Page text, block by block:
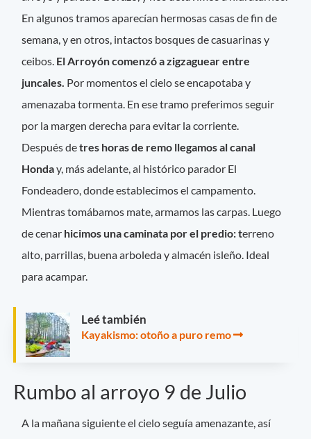
En algunos tramos aparecían hermosas casas de fin de
semana, y en otros, intactos bosques de casuarinas y
ceibos. El Arroyón comenzó a zigzaguear entre
juncales. Por momentos el cielo se encapotaba y
amenazaba tormenta. En ese tramo preferimos seguir
por la margen derecha para evitar la corriente.
Después detres horas de remo llegamos al canal
Honday, más adelante, al histórico parador El
Fondeadero, donde establecimos el campamento.
Mientras tomábamos mate, armamos las carpas. Luego
de cenar hicimos una caminata por el predio: terreno
alto, parrillas, buena arboleda y almacén isleño. Ideal
para acampar.
Leé también
Kayakismo: otoño a puro remo
Rumbo al arroyo 9 de Julio
A la mañana siguiente el cielo seguía amenazante, así